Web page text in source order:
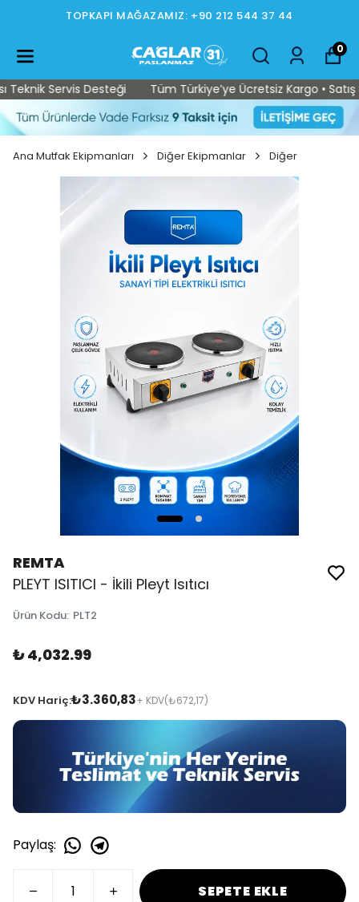
TOPKAPI MAĞAZAMIZ: +90 212 544 37 44
0
Servis Desteği Tüm Türkiye’ye Ücretsiz Kargo • Satış
Ana Mutfak Ekipmanları Diğer Ekipmanlar Diğer
REMTA
PLEYT ISITICI - İkili Pleyt Isıtıcı
Ürün Kodu: PLT2
₺ 4,032.99
KDV Hariç:₺3.360,83+ KDV(₺672,17)
Paylaş:
SEPETE EKLE